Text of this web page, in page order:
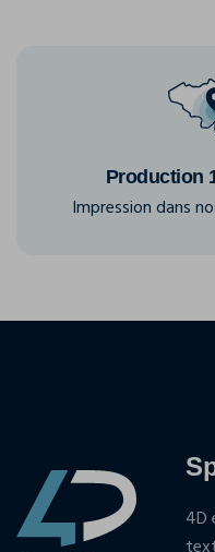
Production
Impression dans
4D